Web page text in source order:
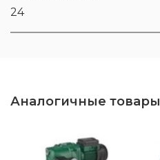
24
Аналогичные товары